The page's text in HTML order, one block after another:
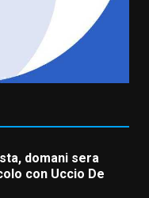
Fasano apre
di
domani sera
con Uccio De